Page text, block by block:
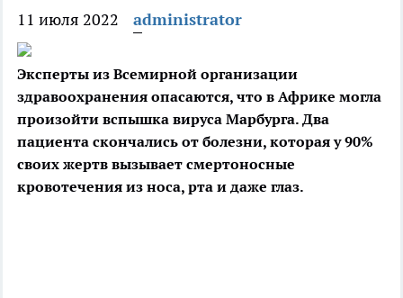
11 июля 2022 administrator
Эксперты из Всемирной организации
здравоохранения опасаются, что в Африке могла
произойти вспышка вируса Марбурга. Два
пациента скончались от болезни, которая у90%
своих жертв вызывает смертоносные
кровотечения из носа, рта и даже глаз.